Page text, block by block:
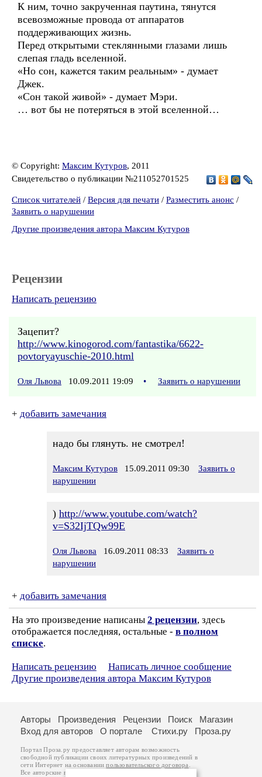
К ним, точно закрученная паутина, тянутся
всевозможные провода от аппаратов
поддерживающих жизнь.
Перед открытыми стеклянными глазами лишь
слепая гладь вселенной.
«Но сон, кажется таким реальным» - думает
Джек.
«Сон такой живой» - думает Мэри.
… вот бы не потеряться в этой вселенной…
© Copyright: Максим Кутуров, 2011
Свидетельство о публикации №211052701525
Список читателей / Версия для печати / Разместить анонс /
Заявить о нарушении
Другие произведения автора Максим Кутуров
Рецензии
Написать рецензию
Зацепит?
http://www.kinogorod.com/fantastika/6622-
povtoryayuschie-2010.html
Оля Львова 10.09.2011 19:09 • Заявить о нарушении
+ добавить замечания
надо бы глянуть. не смотрел!
Максим Кутуров 15.09.2011 09:30
Заявить о
нарушении
) http://www.youtube.com/watch?
v=S32IjTQw99E
Оля Львова 16.09.2011 08:33
Заявить о
нарушении
+ добавить замечания
На это произведение написаны 2 рецензии, здесь
отображается последняя, остальные - в полном
списке.
Написать рецензию
Написать личное сообщение
Другие произведения автора Максим Кутуров
Авторы Произведения Рецензии Поиск
Магазин
Вход для авторов
О портале Стихи.ру Проза.ру
Портал Проза.ру предоставляет авторам возможность
свободной публикации своих литературных произведений в
сети Интернет на основаниипользовательского договора
Все авторские права на произведения принадлежат авторам